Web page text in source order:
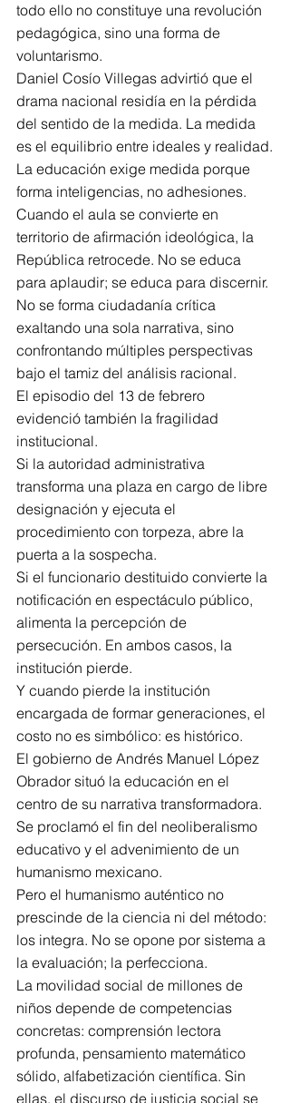
todo ello no constituye una revolución
pedagógica, sino una forma de
voluntarismo.
Daniel Cosío Villegas advirtió que el
drama nacional residía en la pérdida
del sentido de la medida. La medida
es el equilibrio entre ideales y realidad.
La educación exige medida porque
forma inteligencias, no adhesiones.
Cuando el aula se convierte en
territorio de afirmación ideológica, la
República retrocede. No se educa
para aplaudir; se educa para discernir.
No se forma ciudadanía crítica
exaltando una sola narrativa, sino
confrontando múltiples perspectivas
bajo el tamiz del análisis racional.
El episodio del 13 de febrero
evidenció también la fragilidad
institucional.
Si la autoridad administrativa
transforma una plaza en cargo de libre
designación y ejecuta el
procedimiento con torpeza, abre la
puerta a la sospecha.
Si el funcionario destituido convierte la
notificación en espectáculo público,
alimenta la percepción de
persecución. En ambos casos, la
institución pierde.
Y cuando pierde la institución
encargada de formar generaciones, el
costo no es simbólico: es histórico.
El gobierno de Andrés Manuel López
Obrador situó la educación en el
centro de su narrativa transformadora.
Se proclamó el fin del neoliberalismo
educativo y el advenimiento de un
humanismo mexicano.
Pero el humanismo auténtico no
prescinde de la ciencia ni del método:
los integra. No se opone por sistema a
la evaluación; la perfecciona.
La movilidad social de millones de
niños depende de competencias
concretas: comprensión lectora
profunda, pensamiento matemático
sólido, alfabetización científica. Sin
ellas, el discurso de justicia social se